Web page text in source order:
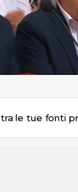
le tue fonti